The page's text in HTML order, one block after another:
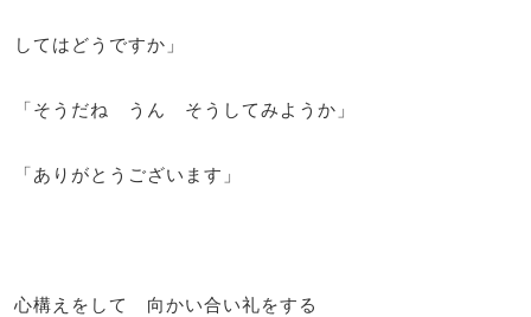
してはどうですか」
「そうだね うん そうしてみようか」
「ありがとうございます」
心構えをして 向かい合い礼をする